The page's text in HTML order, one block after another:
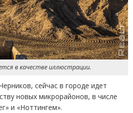
в качестве иллюстрации.
сейчас в городе идет
новых микрорайонов, в числе
и «Ноттингем».